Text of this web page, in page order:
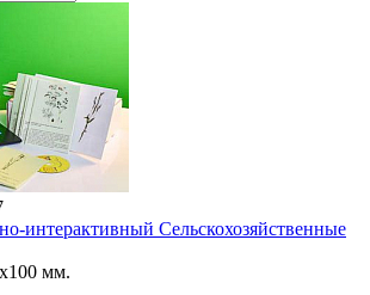
интерактивный Сельскохозяйственные
мм.